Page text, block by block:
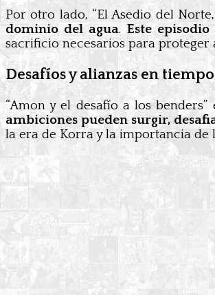
Por otro lado, “El Asedio del
dominio del agua. Este
sacrificio necesarios para proteger
Desafíos y alianzas en
“Amon y el desafío a los
ambiciones pueden surgir,
la era de Korra y la importancia de